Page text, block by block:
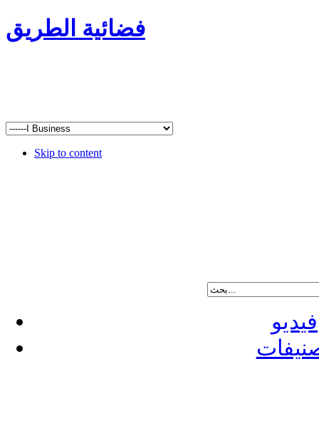
فضائية الطريق
Skip to content
فيديو